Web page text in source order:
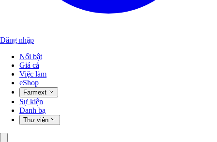
Đăng nhập
Nổi bật
Giá cả
Việc làm
eShop
Farmext
Sự kiện
Danh bạ
Thư viện